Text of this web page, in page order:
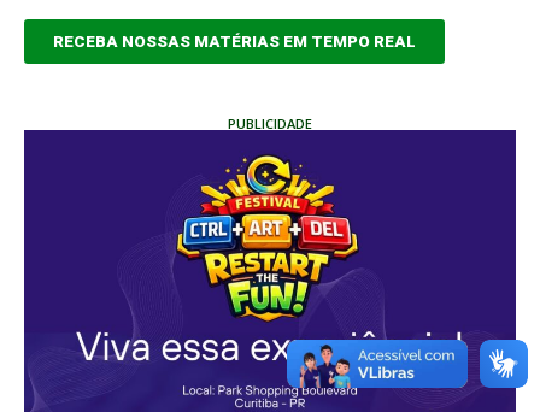
RECEBA NOSSAS MATÉRIAS EM TEMPO REAL
PUBLICIDADE